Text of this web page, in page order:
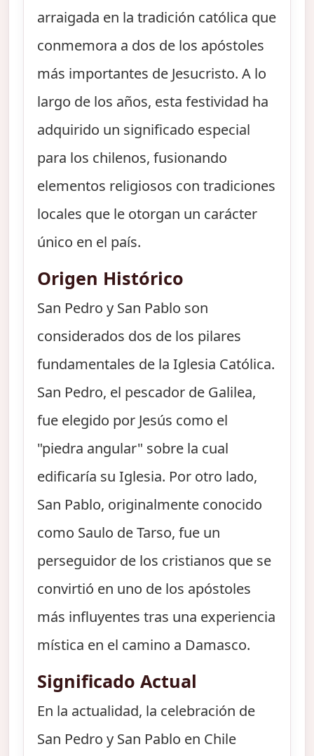
arraigada en la tradición católica que
conmemora a dos de los apóstoles
más importantes de Jesucristo. A lo
largo de los años, esta festividad ha
adquirido un significado especial
para los chilenos, fusionando
elementos religiosos con tradiciones
locales que le otorgan un carácter
único en el país.
Origen Histórico
San Pedro y San Pablo son
considerados dos de los pilares
fundamentales de la Iglesia Católica.
San Pedro, el pescador de Galilea,
fue elegido por Jesús como el
"piedra angular" sobre la cual
edificaría su Iglesia. Por otro lado,
San Pablo, originalmente conocido
como Saulo de Tarso, fue un
perseguidor de los cristianos que se
convirtió en uno de los apóstoles
más influyentes tras una experiencia
mística en el camino a Damasco.
Significado Actual
En la actualidad, la celebración de
San Pedro y San Pablo en Chile